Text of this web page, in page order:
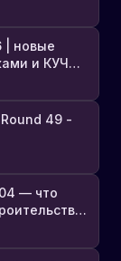
полный
| новые
и КУЧА
49 -
— что